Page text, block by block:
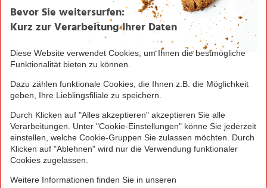
Seite drucken
Nach oben
Greifen Sie schnell zu! Alle angegebenen Preise in
Irrtümer durch Schreib-, Programmier- und
Datenübertragungsfehler sind vorbehalten.
© 2016 - 2026 NORMA Lebensmittelfilialbetrieb
Stiftung & Co. KG
Sitemap Kontakt
Barrierefreiheitserklärung Compliance